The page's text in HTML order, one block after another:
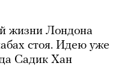
жизни Лондона
стоя. Идею уже
Садик Хан